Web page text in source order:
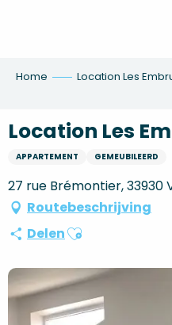
Home Location Les
Location Les
APPARTEMENT GEMEUBILEERD
27 rue Brémontier,
Routebeschrijving
DelenAjouter aux favoris